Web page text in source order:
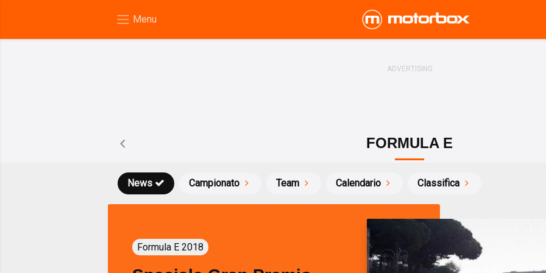
FORMULA E
News Campionato Team Calendario Classifica
Formula E 2018